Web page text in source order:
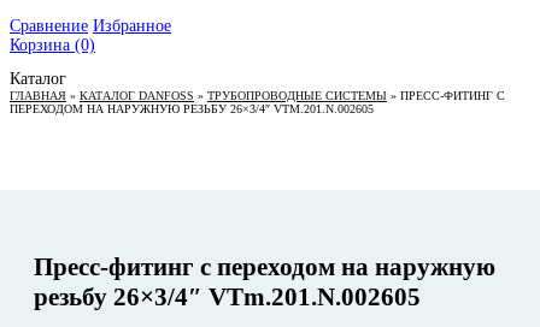
Сравнение Избранное
Корзина (0)
Каталог
ГЛАВНАЯ » КАТАЛОГ DANFOSS » ТРУБОПРОВОДНЫЕ СИСТЕМЫ » ПРЕСС-ФИТИНГ С
ПЕРЕХОДОМ НА НАРУЖНУЮ РЕЗЬБУ 26×3/4″ VTM.201.N.002605
Пресс-фитинг с переходом на наружную
резьбу 26×3/4″ VTm.201.N.002605